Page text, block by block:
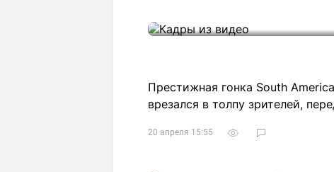
Спецпроекты
Любопытно
Лига
Престижная гонка South
врезался в толпу зрителей,
20 апреля 15:55